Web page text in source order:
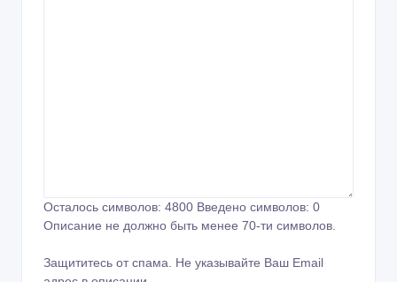
Осталось символов: 4800 Введено символов: 0
Описание не должно быть менее 70-ти символов.
Защититесь от спама. Не указывайте Ваш Email